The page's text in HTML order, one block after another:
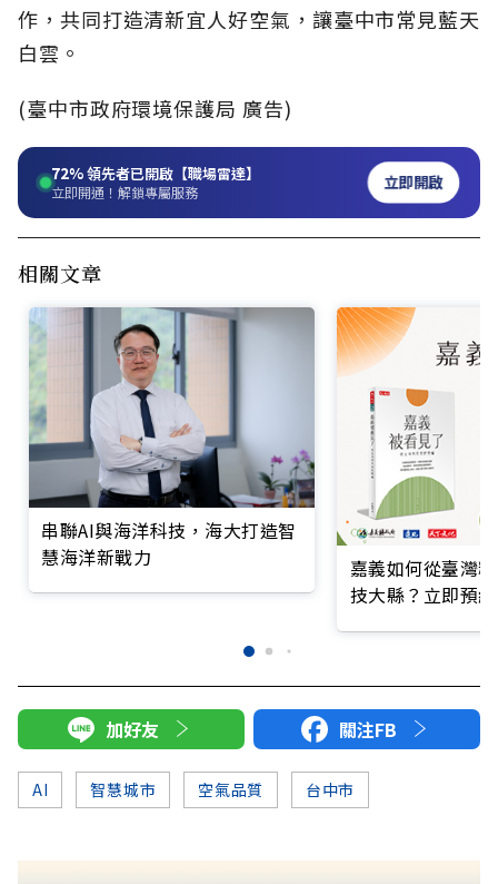
作，共同打造清新宜人好空氣，讓臺中市常見藍天
白雲。
(臺中市政府環境保護局 廣告)
72%領先者已開啟【職場雷達】
立即開通！解鎖專屬服務 立即開啟
相關文章
串聯AI與海洋科技，海大打造智
慧海洋新戰力
嘉義如何從臺灣
技大縣？立即預
加好友 關注FB
AI 智慧城市 空氣品質 台中市